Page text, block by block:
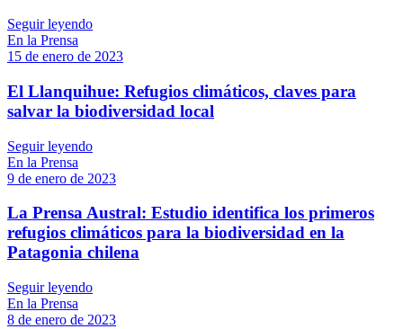
Seguir leyendo
En la Prensa
15 de enero de 2023
El Llanquihue: Refugios climáticos, claves para
salvar la biodiversidad local
Seguir leyendo
En la Prensa
9 de enero de 2023
La Prensa Austral: Estudio identifica los primeros
refugios climáticos para la biodiversidad en la
Patagonia chilena
Seguir leyendo
En la Prensa
8 de enero de 2023